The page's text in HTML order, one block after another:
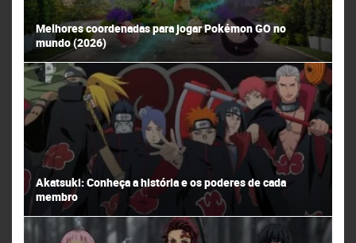
Melhores coordenadas para jogar Pokémon GO no
mundo (2026)
Akatsuki: Conheça a história e os poderes de cada
membro